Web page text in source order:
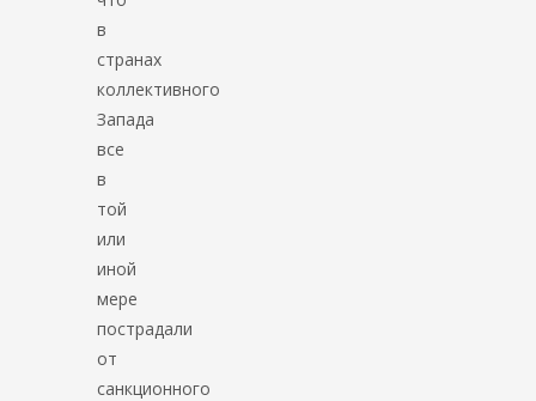
в
странах
коллективного
Запада
все
в
той
или
иной
мере
пострадали
от
санкционного